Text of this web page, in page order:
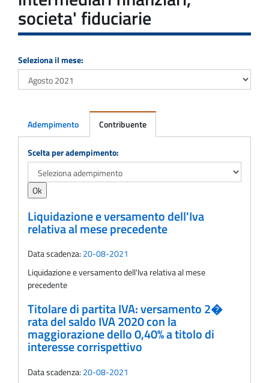
societa' fiduciarie
Seleziona il mese:
Adempimento Contribuente
Adempimento
Scelta per adempimento:
Liquidazione e versamento dell'Iva
relativa al mese precedente
Data scadenza: 20-08-2021
Liquidazione e versamento dell'Iva relativa al mese
precedente
Titolare di partita IVA: versamento 2�
rata del saldo IVA 2020 con la
maggiorazione dello 0,40% a titolo di
interesse corrispettivo
Data scadenza: 20-08-2021